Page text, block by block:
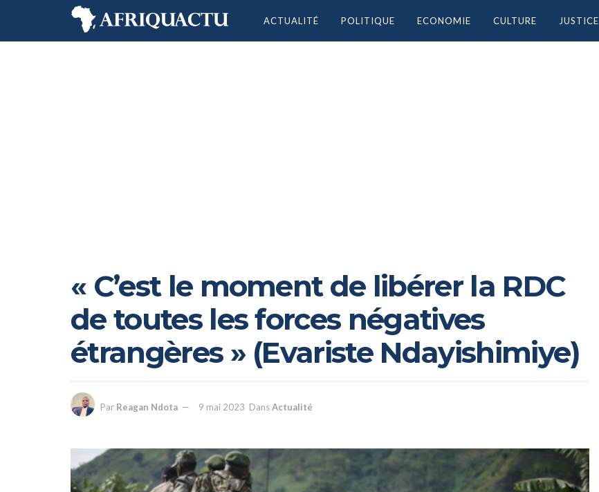
ACTUALITÉ POLITIQUE ECONOMIE CULTURE JUSTICE
« C’est le moment de libérer la RDC
de toutes les forces négatives
étrangères » (Evariste Ndayishimiye)
Par Reagan Ndota 9 mai 2023 DansActualité